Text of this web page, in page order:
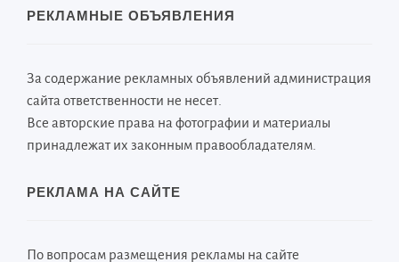
РЕКЛАМНЫЕ ОБЪЯВЛЕНИЯ
За содержание рекламных объявлений администрация
сайта ответственности не несет.
Все авторские права на фотографии и материалы
принадлежат их законным правообладателям.
РЕКЛАМА НА САЙТЕ
По вопросам размещения рекламы на сайте